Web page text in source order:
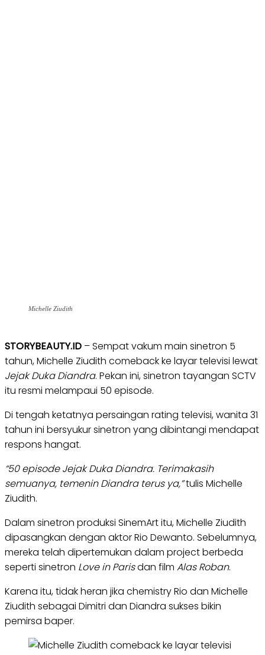
Michelle Ziudith
STORYBEAUTY.ID – Sempat vakum main sinetron 5
tahun, Michelle Ziudith comeback ke layar televisi lewat
Jejak Duka Diandra. Pekan ini, sinetron tayangan SCTV
itu resmi melampaui 50 episode.
Di tengah ketatnya persaingan rating televisi, wanita 31
tahun ini bersyukur sinetron yang dibintangi mendapat
respons hangat.
“50 episode Jejak Duka Diandra. Terimakasih
semuanya, temenin Diandra terus ya,”tulis Michelle
Ziudith.
Dalam sinetron produksi SinemArt itu, Michelle Ziudith
dipasangkan dengan aktor Rio Dewanto. Sebelumnya,
mereka telah dipertemukan dalam project berbeda
seperti sinetron Love in Parisdan film Alas Roban.
Karena itu, tidak heran jika chemistry Rio dan Michelle
Ziudith sebagai Dimitri dan Diandra sukses bikin
pemirsa baper.